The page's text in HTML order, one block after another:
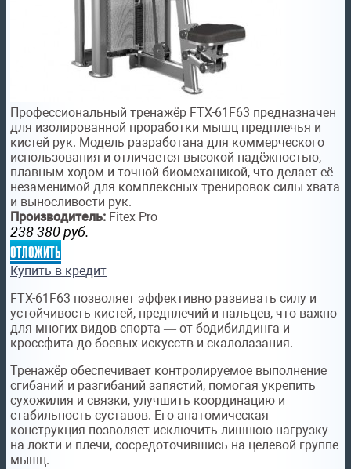
Профессиональный тренажёр FTX-61F63 предназначен
для изолированной проработки мышц предплечья и
кистей рук. Модель разработана для коммерческого
использования и отличается высокой надёжностью,
плавным ходом и точной биомеханикой, что делает её
незаменимой для комплексных тренировок силы хвата
и выносливости рук.
Производитель: Fitex Pro
238 380 руб.
отложить
Купить в кредит
FTX-61F63 позволяет эффективно развивать силу и
устойчивость кистей, предплечий и пальцев, что важно
для многих видов спорта — от бодибилдинга и
кроссфита до боевых искусств и скалолазания.
Тренажёр обеспечивает контролируемое выполнение
сгибаний и разгибаний запястий, помогая укрепить
сухожилия и связки, улучшить координацию и
стабильность суставов. Его анатомическая
конструкция позволяет исключить лишнюю нагрузку
на локти и плечи, сосредоточившись на целевой группе
мышц.